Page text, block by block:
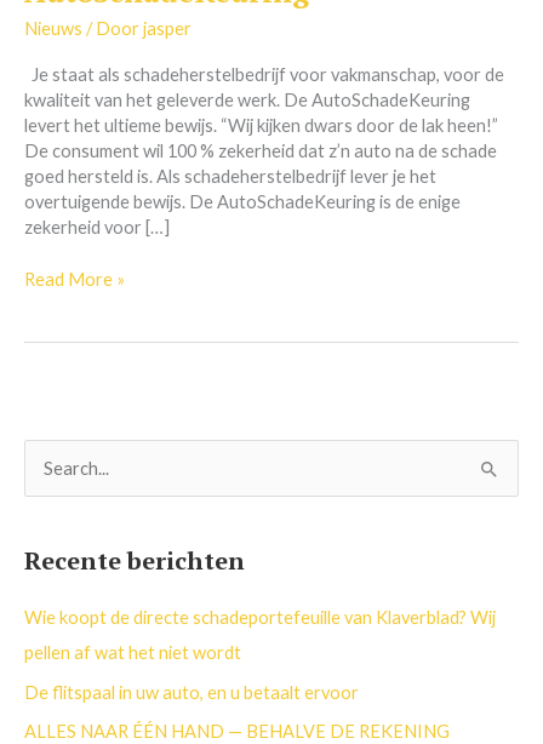
Nieuws / Doorjasper
Je staat als schadeherstelbedrijf voor vakmanschap, voor de
kwaliteit van het geleverde werk. De AutoSchadeKeuring
levert het ultieme bewijs. “Wij kijken dwars door de lak heen!”
De consument wil 100 % zekerheid dat z’n auto na de schade
goed hersteld is. Als schadeherstelbedrijf lever je het
overtuigende bewijs. De AutoSchadeKeuring is de enige
zekerheid voor […]
AutoSchadeKeuring
Read More »
n
a
a
r
Recente berichten
Wie koopt de directe schadeportefeuille van Klaverblad? Wij
pellen af wat het niet wordt
De flitspaal in uw auto, en u betaalt ervoor
ALLES NAAR ÉÉN HAND — BEHALVE DE REKENING